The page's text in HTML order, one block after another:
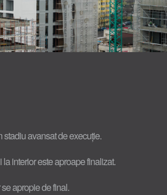
stadiu avansat de execuție.
interior este aproape finalizat.
apropie de final.